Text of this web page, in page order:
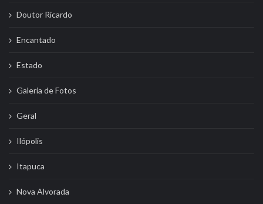
Doutor Ricardo
Encantado
Estado
Galeria de Fotos
Geral
Ilópolis
Itapuca
Nova Alvorada